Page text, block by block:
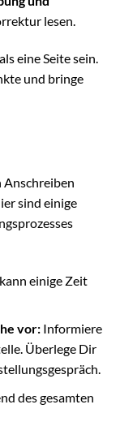
lesen.
eine Seite sein.
und bringe
Anschreiben
sind einige
einige Zeit
vor:Informiere
Überlege Dir
des gesamten